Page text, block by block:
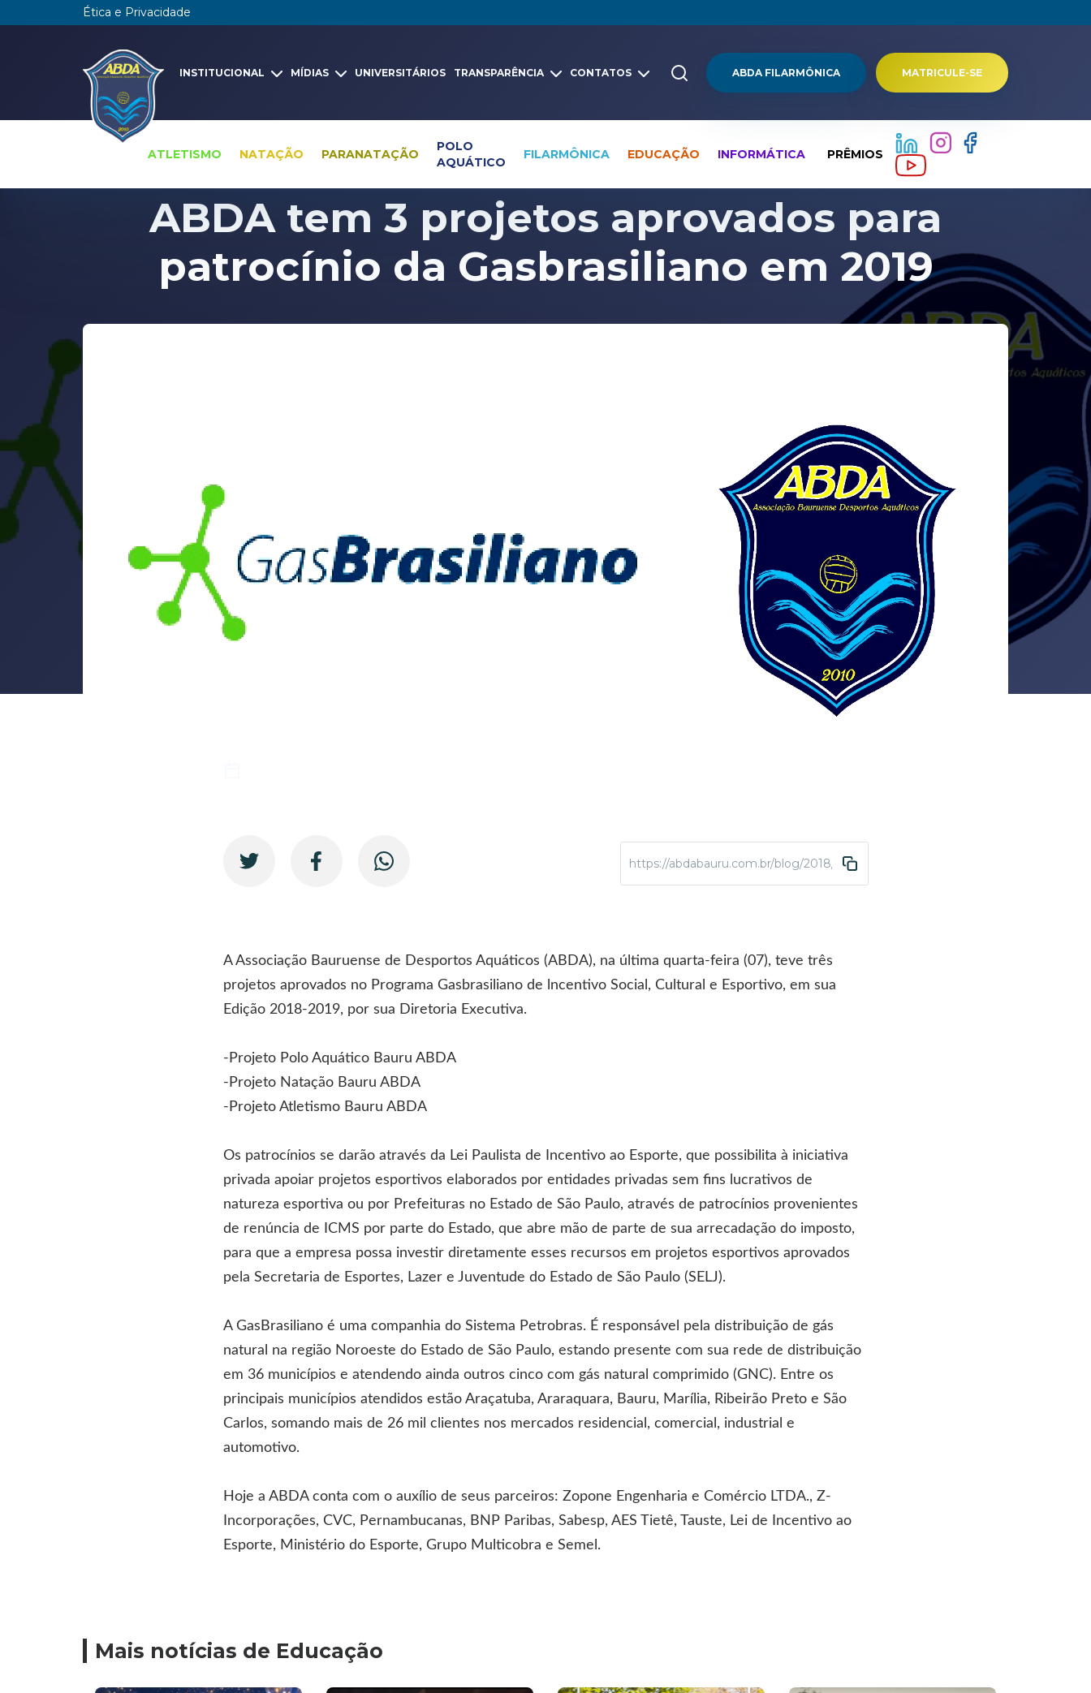
Ética e Privacidade
INSTITUCIONAL MÍDIAS UNIVERSITÁRIOS TRANSPARÊNCIA CONTATOS ABDA FILARMÔNICA MATRICULE-SE
ATLETISMO NATAÇÃO PARANATAÇÃO
POLO
AQUÁTICO
FILARMÔNICA EDUCAÇÃO INFORMÁTICA PRÊMIOS
Pesquisa global Notícias Educação
ABDA tem 3 projetos aprovados para
patrocínio da Gasbrasiliano em 2019
https://abdabauru.com.br/blog/2018/11/12/abda-tem-3-projetos-aprovados-para-
A Associação Bauruense de Desportos Aquáticos (ABDA), na última quarta-feira (07), teve três
projetos aprovados no Programa Gasbrasiliano de lncentivo Social, Cultural e Esportivo, em sua
Edição 2018-2019, por sua Diretoria Executiva.
-Projeto Polo Aquático Bauru ABDA
-Projeto Natação Bauru ABDA
-Projeto Atletismo Bauru ABDA
Os patrocínios se darão através da Lei Paulista de Incentivo ao Esporte, que possibilita à iniciativa
privada apoiar projetos esportivos elaborados por entidades privadas sem fins lucrativos de
natureza esportiva ou por Prefeituras no Estado de São Paulo, através de patrocínios provenientes
de renúncia de ICMS por parte do Estado, que abre mão de parte de sua arrecadação do imposto,
para que a empresa possa investir diretamente esses recursos em projetos esportivos aprovados
pela Secretaria de Esportes, Lazer e Juventude do Estado de São Paulo (SELJ).
A GasBrasiliano é uma companhia do Sistema Petrobras. É responsável pela distribuição de gás
natural na região Noroeste do Estado de São Paulo, estando presente com sua rede de distribuição
em 36 municípios e atendendo ainda outros cinco com gás natural comprimido (GNC). Entre os
principais municípios atendidos estão Araçatuba, Araraquara, Bauru, Marília, Ribeirão Preto e São
Carlos, somando mais de 26 mil clientes nos mercados residencial, comercial, industrial e
automotivo.
Hoje a ABDA conta com o auxílio de seus parceiros: Zopone Engenharia e Comércio LTDA., Z-
Incorporações, CVC, Pernambucanas, BNP Paribas, Sabesp, AES Tietê, Tauste, Lei de Incentivo ao
Esporte, Ministério do Esporte, Grupo Multicobra e Semel.
Mais notícias de Educação